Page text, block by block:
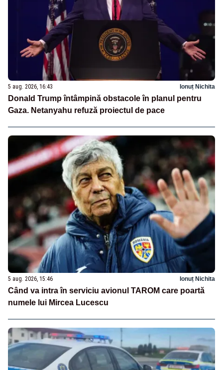
5 aug. 2026, 16:43 Ionuț Nichita
Donald Trump întâmpină obstacole în planul pentru
Gaza. Netanyahu refuză proiectul de pace
5 aug. 2026, 15:46 Ionuț Nichita
Când va intra în serviciu avionul TAROM care poartă
numele lui Mircea Lucescu